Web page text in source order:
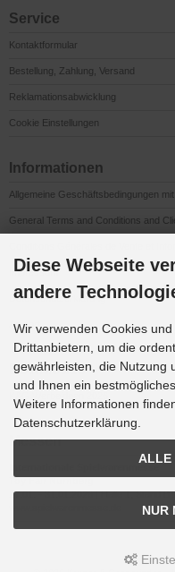
Service
Kontaktformular
Bestellung, Zahlung, Versand
Reklamationsabwicklung
Cookie Einstellungen
Informationen
Allgemeine Geschäftsbedingungen
General Terms and Conditions and
Impressum
Datenschutzerklärung
Anfahrt
Downloads
Messen
Toy Fair Nürnberg
27.01. - 31.01.2026 | Halle 1, Stand B
Diese Webseite
andere
Wir verwenden Cookies
Drittanbietern, um die
gewährleisten, die Nutzung
und Ihnen ein
Weitere Informationen
Datenschutzerklärung.
ALLE
NUR